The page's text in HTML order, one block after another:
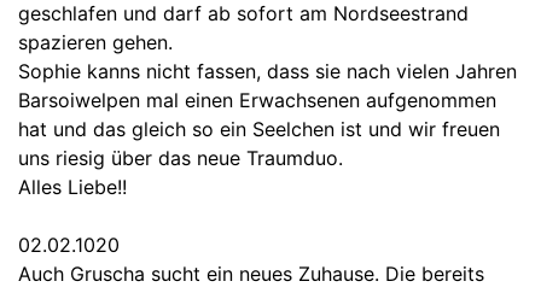
geschlafen und darf ab sofort am Nordseestrand
spazieren gehen.
Sophie kanns nicht fassen, dass sie nach vielen Jahren
Barsoiwelpen mal einen Erwachsenen aufgenommen
hat und das gleich so ein Seelchen ist und wir freuen
uns riesig über das neue Traumduo.
Alles Liebe!!
02.02.1020
Auch Gruscha sucht ein neues Zuhause. Die bereits